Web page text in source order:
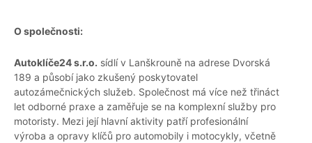
O společnosti:
Autoklíče24 s.r.o. sídlí v Lanškrouně na adrese Dvorská
189 a působí jako zkušený poskytovatel
autozámečnických služeb. Společnost má více než třináct
let odborné praxe a zaměřuje se na komplexní služby pro
motoristy. Mezi její hlavní aktivity patří profesionální
výroba a opravy klíčů pro automobily i motocykly, včetně